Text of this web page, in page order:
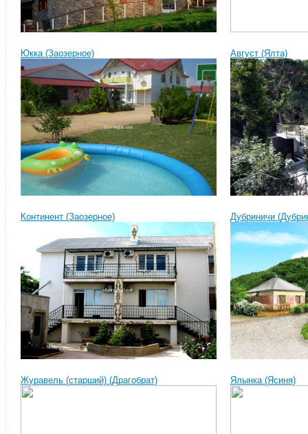
Юкка (Заозерное) Август (Ялта)
Континент (Заозерное) Дубриничи
Журавель (старший) (Драгобрат) Ялынка (Ясиня)